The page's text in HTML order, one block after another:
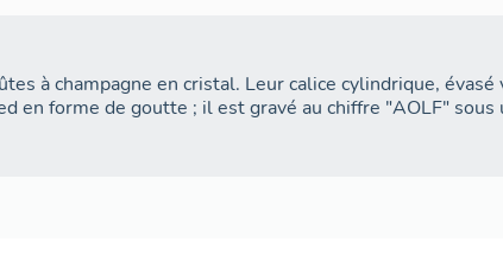
à champagne en cristal. Leur calice cylindrique,
en forme de goutte ; il est gravé au chiffre "AOLF" sous